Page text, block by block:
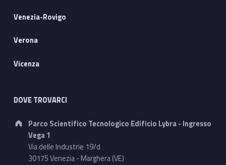
Venezia-Rovigo
Verona
Vicenza
DOVE TROVARCI
Address:
Parco Scientifico Tecnologico Edificio Lybra - Ingresso
Vega 1
Via delle Industrie 19/d
30175 Venezia - Marghera (VE)